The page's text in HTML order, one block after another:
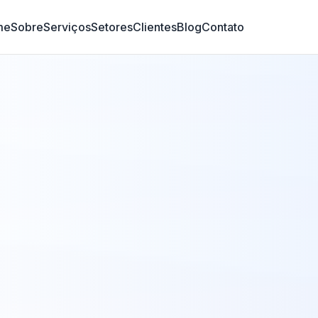
SobreServiçosSetoresClientesBlogContato